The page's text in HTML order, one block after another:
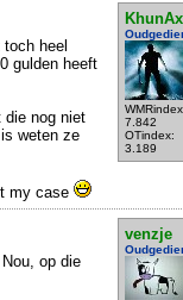
7.842
OTindex:
3.189
heel
gulden heeft
die nog niet
weten ze
my case
venzje
op die